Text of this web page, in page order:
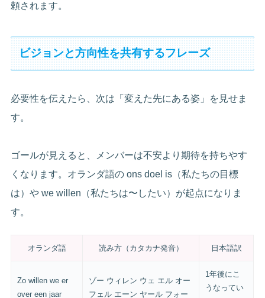
頼されます。
ビジョンと方向性を共有するフレーズ
必要性を伝えたら、次は「変えた先にある姿」を見せま
す。
ゴールが見えると、メンバーは不安より期待を持ちやす
くなります。オランダ語の ons doel is（私たちの目標
は）や we willen（私たちは〜したい）が起点になりま
す。
オランダ語 読み方（カタカナ発音） 日本語訳
Zo willen we er
over een jaar
ゾー ウィレン ウェ エル オー
フェル エーン ヤール フォー
1年後にこ
うなってい